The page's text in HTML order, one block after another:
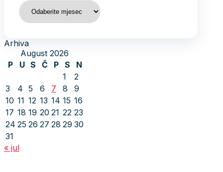
Arhiva
Arhiva
August 2026
P
U S Č P S
N
1
2
3
4 5 6 7 8
9
10 11 12 13 14 15 16
17 18 19 20 21 22 23
24 25 26 27 28 29 30
31
« jul